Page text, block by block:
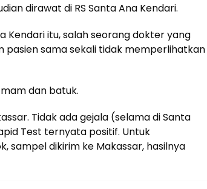
dirawat di RS Santa Ana Kendari.
Kendari itu, salah seorang dokter yang
sama sekali tidak memperlihatkan
dan batuk.
Tidak ada gejala (selama di Santa
Test ternyata positif. Untuk
sampel dikirim ke Makassar, hasilnya